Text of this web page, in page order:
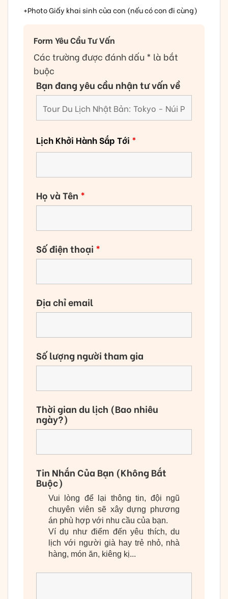
+Photo Giấy khai sinh của con (nếu có con đi cùng)
Form Yêu Cầu Tư Vấn
Các trường được đánh dấu * là bắt
buộc
Bạn đang yêu cầu nhận tư vấn về
Lịch Khởi Hành Sắp Tới *
Họ và Tên *
Số điện thoại *
Địa chỉ email
Số lượng người tham gia
Thời gian du lịch (Bao nhiêu
ngày?)
Tin Nhắn Của Bạn (Không Bắt
Buộc)
Vui lòng để lại thông tin, đội ngũ
chuyên viên sẽ xây dựng phương
án phù hợp với nhu cầu của bạn.
Ví dụ như điểm đến yêu thích, du
lịch với người già hay trẻ nhỏ, nhà
hàng, món ăn, kiêng kị...